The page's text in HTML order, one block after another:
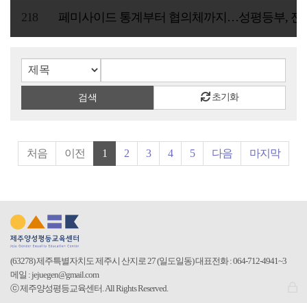
218 페미사이드 통계부터 협의체까지…성평등부, 젠
검색 초기화
처음 이전 1 2 3 4 5 다음 마지막
(63278) 제주특별자치도 제주시 산지로 27 (일도일동)대표전화 : 064-712-4941~3
메일 : jejuegen@gmail.com
ⓒ 제주양성평등교육센터. All Rights Reserved.